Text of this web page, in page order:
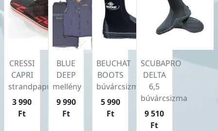
CRESSI
CAPRI
strandpapucs
3 990
Ft
BLUE
DEEP
mellény
9 990
Ft
BEUCHAT
BOOTS
búvárcsizma
5 990
Ft
SCUBAPRO
DELTA
6,5
búvárcsizma
9 510
Ft